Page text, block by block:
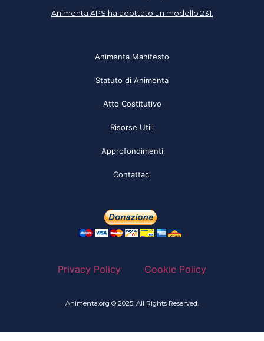
Animenta APS ha adottato un modello 231.
Animenta Manifesto
Statuto di Animenta
Atto Costitutivo
Risorse Utili
Approfondimenti
Contattaci
Privacy Policy Cookie Policy
Animenta.org © 2025. All Rights Reserved.